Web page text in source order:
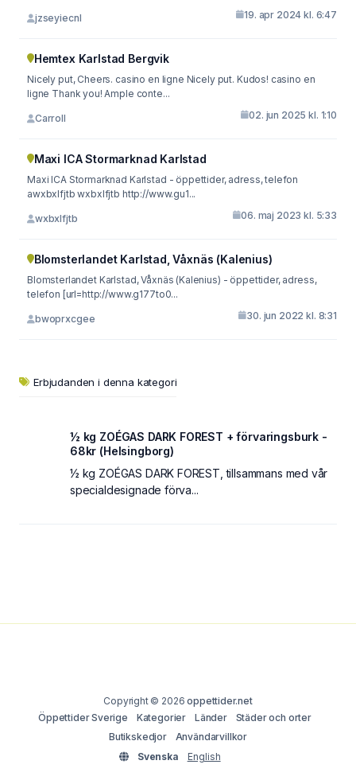
jzseyiecnl 19. apr 2024 kl. 6:47
Hemtex Karlstad Bergvik
Nicely put, Cheers. casino en ligne Nicely put. Kudos! casino en
ligne Thank you! Ample conte...
Carroll 02. jun 2025 kl. 1:10
Maxi ICA Stormarknad Karlstad
Maxi ICA Stormarknad Karlstad - öppettider, adress, telefon
awxbxlfjtb wxbxlfjtb http://www.gu1...
wxbxlfjtb 06. maj 2023 kl. 5:33
Blomsterlandet Karlstad, Våxnäs (Kalenius)
Blomsterlandet Karlstad, Våxnäs (Kalenius) - öppettider, adress,
telefon [url=http://www.g177to0...
bwoprxcgee 30. jun 2022 kl. 8:31
Erbjudanden i denna kategori
½ kg ZOÉGAS DARK FOREST + förvaringsburk -
68kr (Helsingborg)
½ kg ZOÉGAS DARK FOREST, tillsammans med vår
specialdesignade förva...
Copyright © 2026oppettider.net
Öppettider Sverige
Kategorier Länder
Städer och orter
Butikskedjor
Användarvillkor
Svenska
English